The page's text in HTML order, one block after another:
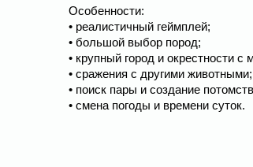
Особенности:
• реалистичный геймплей;
• большой выбор пород;
• крупный город и окрестности
• сражения с другими животными;
• поиск пары и создание
• смена погоды и времени суток.